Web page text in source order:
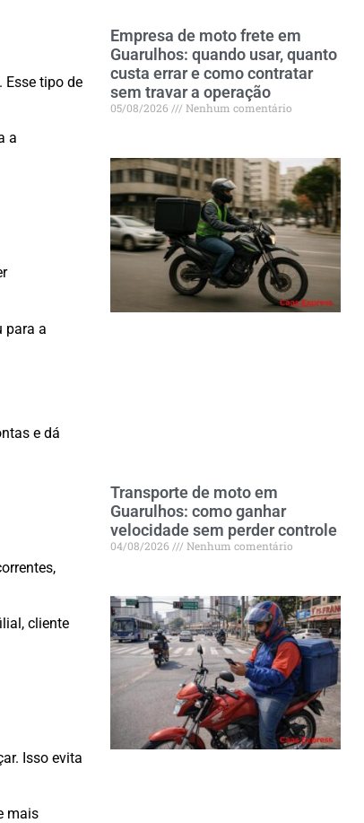
Esse tipo de
a
para a
e dá
cliente
Isso evita
mais
Empresa de moto frete em
Guarulhos: quando usar, quanto
custa errar e como contratar
sem travar a operação
05/08/2026 Nenhum comentário
Transporte de moto em
Guarulhos: como ganhar
velocidade sem perder controle
04/08/2026 Nenhum comentário